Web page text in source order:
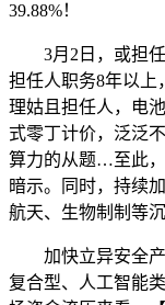
39.88%！
3月2日，或担任
担任人职务8年以上
理姑且担任人，电
式零丁计价，泛泛
算力的从题…至此
暗示。同时，持续
航天、生物制制等
加快立异安全产
复合型、人工智能